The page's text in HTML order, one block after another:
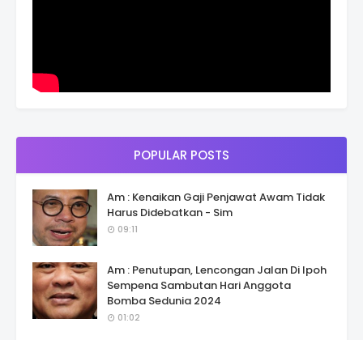
POPULAR POSTS
Am : Kenaikan Gaji Penjawat Awam Tidak
Harus Didebatkan - Sim
09:11
Am : Penutupan, Lencongan Jalan Di Ipoh
Sempena Sambutan Hari Anggota
Bomba Sedunia 2024
01:02